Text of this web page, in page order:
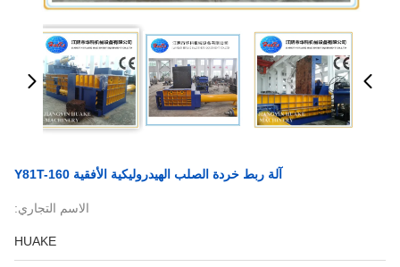
آلة ربط خردة الصلب الهيدروليكية الأفقية Y81T-160
الاسم التجاري:
HUAKE